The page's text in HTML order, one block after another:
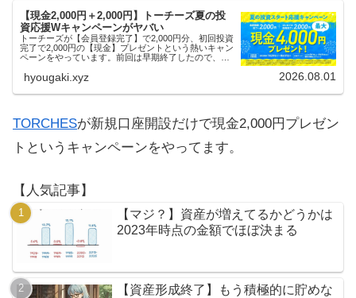
【現金2,000円＋2,000円】トーチーズ夏の投
資応援Wキャンペーンがヤバい
トーチーズが【会員登録完了】で2,000円分、初回投資
完了で2,000円の【現金】プレゼントという熱いキャン
ペーンをやっています。前回は早期終了したので、使
hyougaki.xyz 2026.08.01
TORCHESが新規口座開設だけで現金2,000円プレゼン
トというキャンペーンをやってます。
【人気記事】
【マジ？】資産が増えてるかどうかは
2023年時点の金額でほぼ決まる
【資産形成終了】もう積極的に貯めな